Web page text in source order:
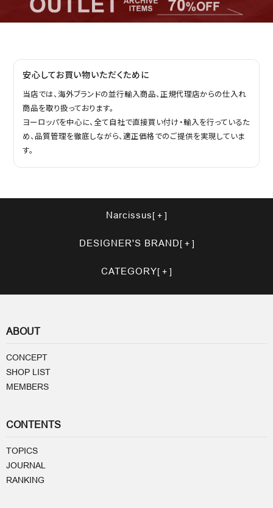
安心してお買い物いただくために
当店では、海外ブランドの並行輸入商品、正規代理店からの仕入れ
商品を取り扱っております。
ヨーロッパを中心に、全て自社で直接買い付け・輸入を行っているた
め、品質管理を徹底しながら、適正価格でのご提供を実現していま
す。
Narcissus
DESIGNER'S BRAND
CATEGORY
ABOUT
CONCEPT
SHOP LIST
MEMBERS
CONTENTS
TOPICS
JOURNAL
RANKING